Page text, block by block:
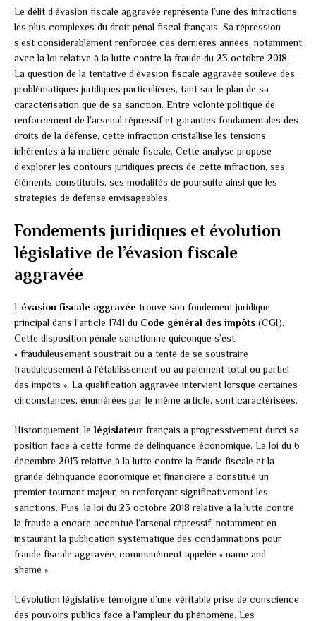
Le délit d’évasion fiscale aggravée représente l’une des infractions
les plus complexes du droit pénal fiscal français. Sa répression
s’est considérablement renforcée ces dernières années, notamment
avec la loi relative à la lutte contre la fraude du 23 octobre 2018.
La question de la tentative d’évasion fiscale aggravée soulève des
problématiques juridiques particulières, tant sur le plan de sa
caractérisation que de sa sanction. Entre volonté politique de
renforcement de l’arsenal répressif et garanties fondamentales des
droits de la défense, cette infraction cristallise les tensions
inhérentes à la matière pénale fiscale. Cette analyse propose
d’explorer les contours juridiques précis de cette infraction, ses
éléments constitutifs, ses modalités de poursuite ainsi que les
stratégies de défense envisageables.
Fondements juridiques et évolution
législative de l’évasion fiscale
aggravée
L’évasion fiscale aggravée trouve son fondement juridique
principal dans l’article 1741 du Code général des impôts (CGI).
Cette disposition pénale sanctionne quiconque s’est
« frauduleusement soustrait ou a tenté de se soustraire
frauduleusement à l’établissement ou au paiement total ou partiel
des impôts ». La qualification aggravée intervient lorsque certaines
circonstances, énumérées par le même article, sont caractérisées.
Historiquement, le législateur français a progressivement durci sa
position face à cette forme de délinquance économique. La loi du 6
décembre 2013 relative à la lutte contre la fraude fiscale et la
grande délinquance économique et financière a constitué un
premier tournant majeur, en renforçant significativement les
sanctions. Puis, la loi du 23 octobre 2018 relative à la lutte contre
la fraude a encore accentué l’arsenal répressif, notamment en
instaurant la publication systématique des condamnations pour
fraude fiscale aggravée, communément appelée « name and
shame ».
L’évolution législative témoigne d’une véritable prise de conscience
des pouvoirs publics face à l’ampleur du phénomène. Les